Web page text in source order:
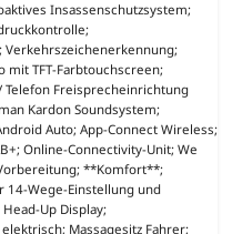
Insassenschutzsystem;
Verkehrszeichenerkennung;
TFT-Farbtouchscreen;
Telefon Freisprecheinrichtung
Kardon Soundsystem;
Auto; App-Connect Wireless;
Online-Connectivity-Unit; We
**Komfort**;
14-Wege-Einstellung und
Up Display;
Massagesitz Fahrer;